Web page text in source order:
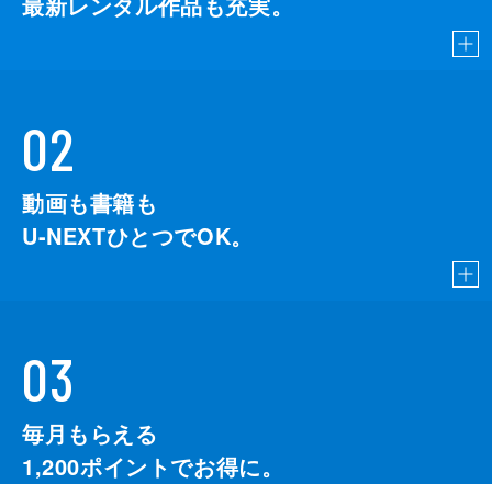
02
動画も書籍も
U-NEXTひとつでOK。
03
毎月もらえる
1,200ポイントでお得に。